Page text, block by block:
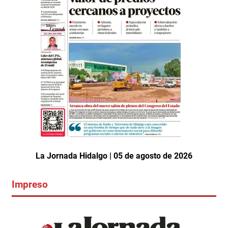
La Jornada Hidalgo | 05 de agosto de 2026
Impreso